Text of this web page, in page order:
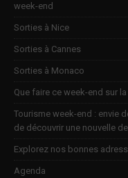
week-end
Sorties à Nice
Sorties à Cannes
Sorties à Monaco
Que faire ce week-end sur la
Tourisme week-end : envie
de découvrir une nouvelle
Explorez nos bonnes
Agenda